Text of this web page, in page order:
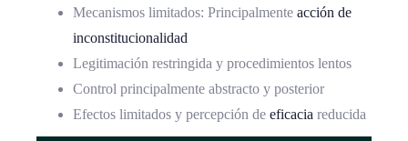
Mecanismos limitados: Principalmente acción de
inconstitucionalidad
Legitimación restringida y procedimientos lentos
Control principalmente abstracto y posterior
Efectos limitados y percepción de eficacia reducida